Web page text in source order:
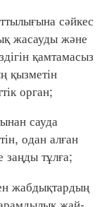
сәйкес
жасауды және
қамтамасыз
қызметін
орган;
сауда
одан алған
заңды тұлға;
жабдықтардың